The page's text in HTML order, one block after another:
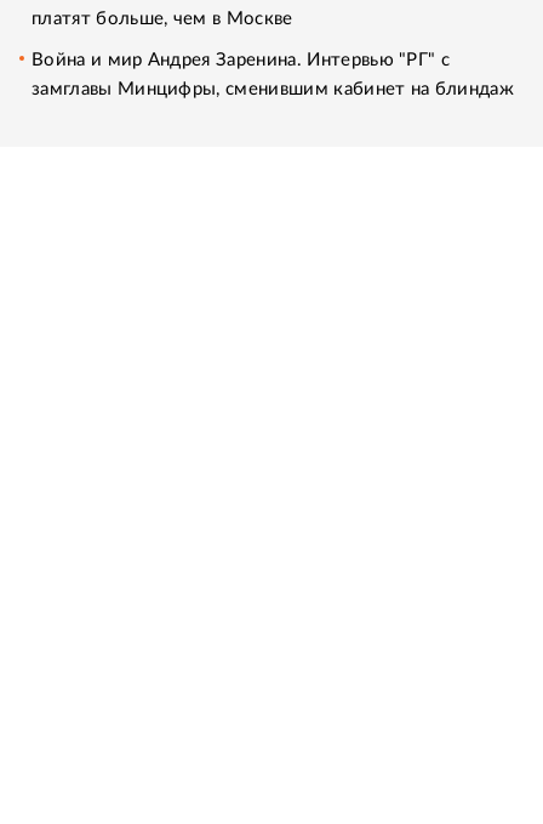
платят больше, чем в Москве
Война и мир Андрея Заренина. Интервью "РГ" с
замглавы Минцифры, сменившим кабинет на блиндаж